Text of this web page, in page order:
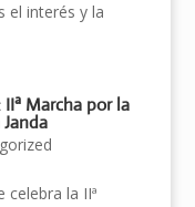
el interés y la
Marcha por la
la IIª